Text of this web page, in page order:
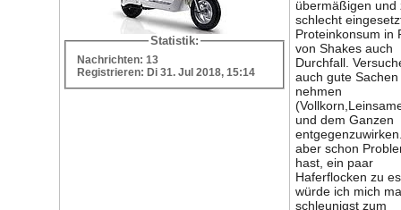
Statistik:
Nachrichten: 13
Registrieren: Di 31. Jul 2018, 15:14
übermäßigen und
schlecht
Proteinkonsum in
von Shakes auch
Durchfall.
auch gute Sachen
nehmen
und dem Ganzen
aber schon
hast, ein paar
Haferflocken zu
würde ich mich
schleunigst zum